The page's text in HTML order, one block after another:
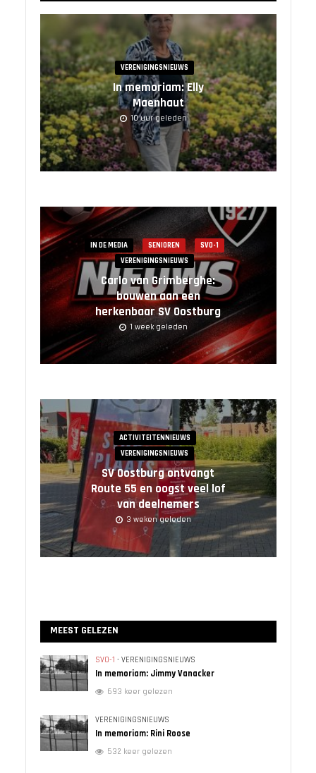
VERENIGINGSNIEUWS
In memoriam: Elly
Maenhaut
10 uur geleden
IN DE MEDIA SENIOREN
SVO-1
VERENIGINGSNIEUWS
Carlo van Grimberghe:
bouwen aan een
herkenbaar SV Oostburg
1 week geleden
ACTIVITEITENNIEUWS
VERENIGINGSNIEUWS
SV Oostburg ontvangt
Route 55 en oogst veel lof
van deelnemers
3 weken geleden
MEEST GELEZEN
SVO-1 • VERENIGINGSNIEUWS
In memoriam: Jimmy Vanacker
693 keer gelezen
VERENIGINGSNIEUWS
In memoriam: Rini Roose
532 keer gelezen